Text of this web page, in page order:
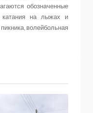
обозначенные
катания на лыжах и
волейбольная